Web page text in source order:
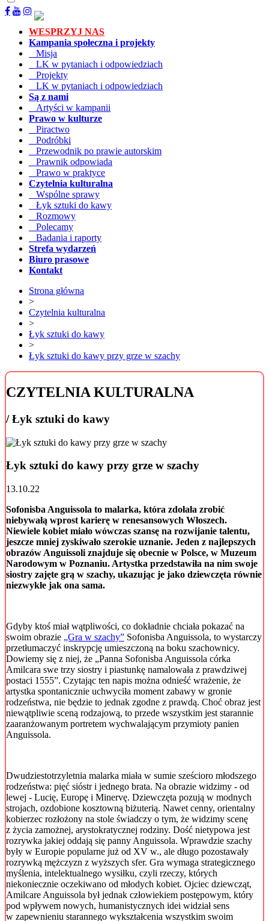
WESPRZYJ NAS
Kampania społeczna i projekty
Misja
LK w pytaniach i odpowiedziach
Projekty
LK w pytaniach i odpowiedziach
Są z nami
Artyści w kampanii
Prawo w kulturze
Piractwo
Podróbki
Przewodnik po prawie autorskim
Prawnik odpowiada
Prawo w praktyce
Czytelnia kulturalna
Wspólne sprawy
Łyk sztuki do kawy
Rozmowy
Polecamy
Badania i raporty
Strefa wydarzeń
Biuro prasowe
Kontakt
Strona główna
>
Czytelnia kulturalna
>
Łyk sztuki do kawy
>
Łyk sztuki do kawy przy grze w szachy
CZYTELNIA KULTURALNA
/ Łyk sztuki do kawy
Łyk sztuki do kawy przy grze w szachy
13.10.22
Sofonisba Anguissola to malarka, która zdołała zrobić
niebywałą wprost karierę w renesansowych Włoszech.
Niewiele kobiet miało wówczas szansę na rozwijanie talentu,
jeszcze mniej zyskiwało szerokie uznanie. Jeden z najlepszych
obrazów Anguissoli znajduje się obecnie w Polsce, w Muzeum
Narodowym w Poznaniu. Artystka przedstawiła na nim swoje
siostry zajęte grą w szachy, ukazując je jako dziewczęta równie
niezwykłe jak ona sama.
Gdyby ktoś miał wątpliwości, co dokładnie chciała pokazać na
swoim obrazie „Gra w szachy” Sofonisba Anguissola, to wystarczy
przetłumaczyć inskrypcję umieszczoną na boku szachownicy.
Dowiemy się z niej, że „Panna Sofonisba Anguissola córka
Amilcara swe trzy siostry i piastunkę namalowała z prawdziwej
postaci 1555”. Czytając ten napis można odnieść wrażenie, że
artystka spontanicznie uchwyciła moment zabawy w gronie
rodzeństwa, nie będzie to jednak zgodne z prawdą. Choć obraz jest
niewątpliwie sceną rodzajową, to przede wszystkim jest starannie
zaaranżowanym portretem wychwalającym przymioty panien
Anguissola.
Dwudziestotrzyletnia malarka miała w sumie sześcioro młodszego
rodzeństwa: pięć sióstr i jednego brata. Na obrazie widzimy - od
lewej - Lucię, Europę i Minervę. Dziewczęta pozują w modnych
strojach, ozdobione kosztowną biżuterią. Nawet cenny, orientalny
kobierzec rozłożony na stole świadczy o tym, że widzimy scenę
z życia zamożnej, arystokratycznej rodziny. Dość nietypowa jest
rozrywka jakiej oddają się panny Anguissola. Wprawdzie szachy
były w Europie popularne już od XV w., ale długo pozostawały
rozrywką mężczyzn z wyższych sfer. Gra wymaga strategicznego
myślenia, intelektualnego wysiłku, czyli rzeczy, których
niekoniecznie oczekiwano od młodych kobiet. Ojciec dziewcząt,
Amilcare Anguissola był jednak człowiekiem postępowym, który
pod wpływem nowych, humanistycznych idei widział sens
w zapewnieniu starannego wykształcenia wszystkim swoim